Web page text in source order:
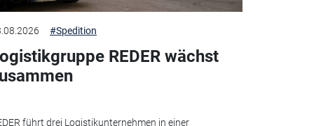
#Spedition
REDER wächst
führt drei Logistikunternehmen in einer